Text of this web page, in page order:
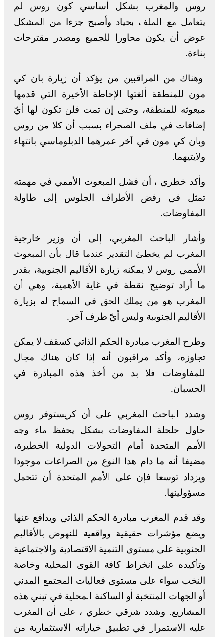
روس والمغرب بشكل أساسي كون روس لم
يتعامل مع الملف بحياد وأصبح جزءا من المشكل
عوض أن يكون محاورا للجميع ومصدر مقترحات
بناءة.
وهناك من المراقبين من يؤكد أن زيارة بان كي
مون للمنطقة ألغتها الإحاطة الأخيرة التي قدمها
مبعوثه للمنطقة، وحتى إن تمت فلن تكون لها أيّ
إضافات في ملف الصحراء بسبب أن كلا من روس
وبان كي مون في آخر عمرهما الدبلوماسي بانتهاء
ولايتيهما.
وأكد خطري ، أن فشل المبعوث الأممي في مهمته
تمثل في رفض الأطراف الجلوس إلى طاولة
المفاوضات.
وأشار الباحث المغربي، إلى أن وزير خارجية
المغرب لم يخطئ التقدير عندما قال بأن المبعوث
الأممي روس لا يمكنه زيارة الأقاليم الجنوبية، بقدر
ما أراد توضيح نقطة في غاية الأهمية، وهي أن
المغرب هو من يملك الحق في السماح له بزيارة
الأقاليم الجنوبية وليس أيّ طرف آخر.
وطرح المغرب مبادرة الحكم الذاتي كسقف لا يمكن
تجاوزه، وأكد مراقبون أنه إذا كان هناك مجال
للمفاوضات فلا بد من أخذ هذه المبادرة في
الحسبان.
وشدد الباحث المغربي على أن كريستوفر روس
حاول حلحلة المفاوضات بشكل يحفظ ماء وجه
الأمم المتحدة أمام التحولات الدولية الخطيرة،
مضيفا أنه ما دام هذا النوع من الصراعات موجودا
ويزداد توسعا فإن على الأمم المتحدة أن تتحمل
مسؤوليتها.
وقد قدم المغرب مبادرة الحكم الذاتي ويدافع عنها
ويضع مؤشرات حقيقية وواقعية للنهوض بالأقاليم
الجنوبية على مستوى التنمية الاقتصادية والاجتماعية
وتأكيده على انخراط كافة القوى المحلية وخاصة
النخب سواء على مستوى فعاليات المجتمع المدني
أو الجهات المنتخبة أو الساكنة المحلية في تبني هذه
المشاريع. وشدد شرقي خطري ، على أن المغرب
عليه الاستمرار في تطبيق خياراته الاستثمارية من